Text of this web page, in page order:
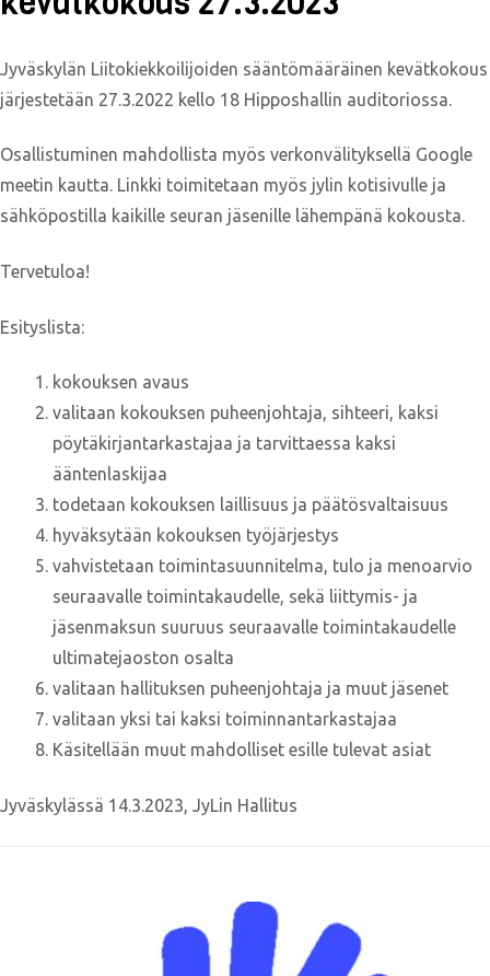
Jyväskylän Liitokiekkoilijoiden sääntömääräinen kevätkokous
järjestetään 27.3.2022 kello 18 Hipposhallin auditoriossa.
Osallistuminen mahdollista myös verkonvälityksellä Google
meetin kautta. Linkki toimitetaan myös jylin kotisivulle ja
sähköpostilla kaikille seuran jäsenille lähempänä kokousta.
Tervetuloa!
Esityslista:
kokouksen avaus
valitaan kokouksen puheenjohtaja, sihteeri, kaksi
pöytäkirjantarkastajaa ja tarvittaessa kaksi
ääntenlaskijaa
todetaan kokouksen laillisuus ja päätösvaltaisuus
hyväksytään kokouksen työjärjestys
vahvistetaan toimintasuunnitelma, tulo ja menoarvio
seuraavalle toimintakaudelle, sekä liittymis- ja
jäsenmaksun suuruus seuraavalle toimintakaudelle
ultimatejaoston osalta
valitaan hallituksen puheenjohtaja ja muut jäsenet
valitaan yksi tai kaksi toiminnantarkastajaa
Käsitellään muut mahdolliset esille tulevat asiat
Jyväskylässä 14.3.2023, JyLin Hallitus